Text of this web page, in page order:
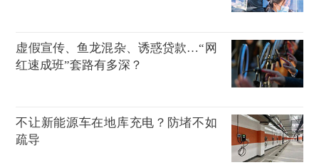
虚假宣传、鱼龙混杂、诱惑贷款…“网
红速成班”套路有多深？
不让新能源车在地库充电？防堵不如
疏导